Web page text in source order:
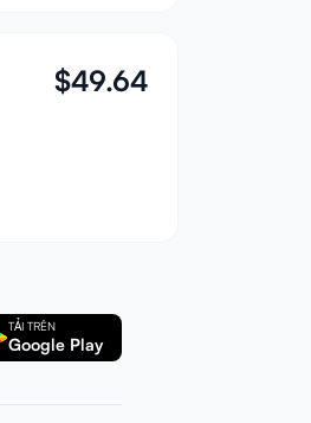
$49.64
TẢI TRÊN
Google Play